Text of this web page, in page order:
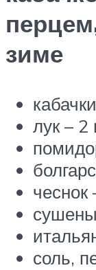
зиме
лук – 2
чеснок
соль,